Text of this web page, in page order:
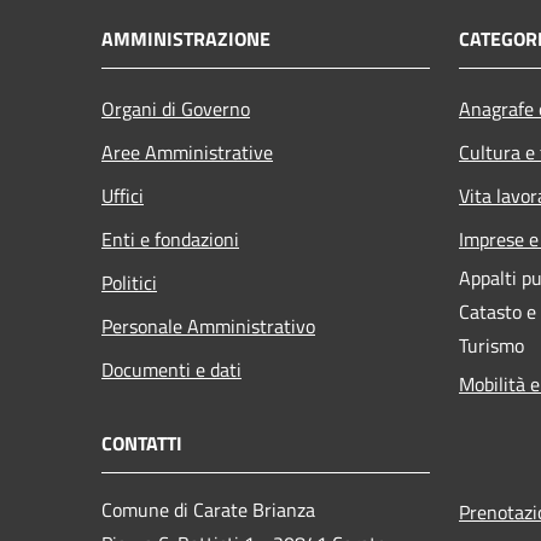
AMMINISTRAZIONE
Organi di Governo
Aree Amministrative
Uffici
Enti e fondazioni
Politici
Personale Amministrativo
Documenti e dati
Cultura
Vita
Imprese
Appalti
Catasto
Turismo
Mobilità
CONTATTI
Comune di Carate Brianza